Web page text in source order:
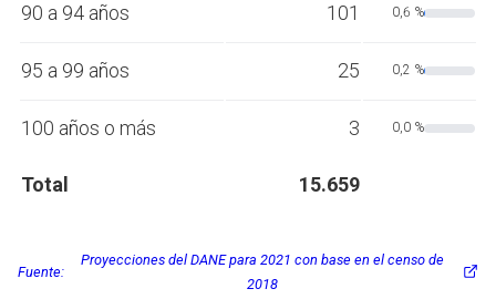
90 a 94 años 101 0,6 %
95 a 99 años 25 0,2 %
100 años o más 3 0,0 %
Total 15.659
Fuente:
Proyecciones del DANE para 2021 con base en el censo de
2018